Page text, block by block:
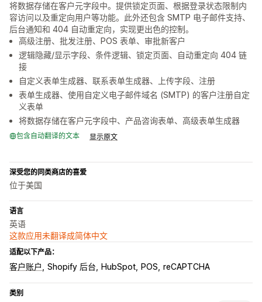
将数据存储在客户元字段中。提供锁定页面、根据登录状态限制内
容访问以及重定向用户等功能。此外还包含 SMTP 电子邮件支持、
后台通知和 404 自动重定向，实现更出色的控制。
高级注册、批发注册、POS 表单、审批新客户
逻辑隐藏/显示字段、条件逻辑、锁定页面、自动重定向 404 链
接
自定义表单生成器、联系表单生成器、上传字段、注册
表单生成器、使用自定义电子邮件域名 (SMTP) 的客户注册自定
义表单
将数据存储在客户元字段中、产品咨询表单、高级表单生成器
包含自动翻译的文本 显示原文
深受您的同类商店的喜爱
位于美国
语言
英语
这款应用未翻译成简体中文
适配以下产品：
客户账户 Shopify 后台 HubSpot POS reCAPTCHA
类别